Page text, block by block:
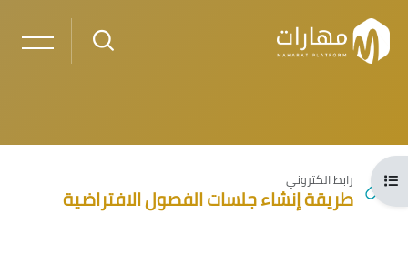
تخطى إلى المحتوى الرئيسي
رابط الكتروني
طريقة إنشاء جلسات الفصول الافتراضية
فتح فهرس المقرر